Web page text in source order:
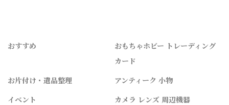
おすすめ
おもちゃホビー トレーディング
カード
お片付け・遺品整理
アンティーク 小物
イベント
カメラ レンズ 周辺機器